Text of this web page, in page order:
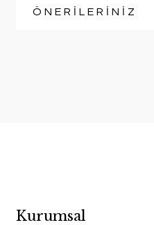
ÖNERİLERİNİZ
Kurumsal